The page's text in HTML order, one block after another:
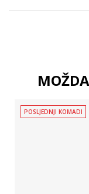
POSLJEDNJI KOMADI